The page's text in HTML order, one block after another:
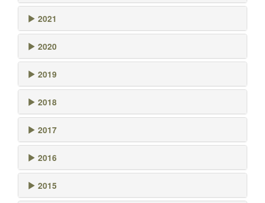
2021
2020
2019
2018
2017
2016
2015